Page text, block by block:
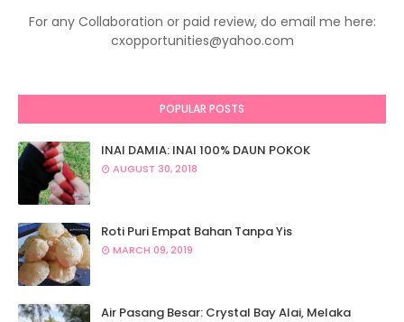
For any Collaboration or paid review, do email me here:
cxopportunities@yahoo.com
POPULAR POSTS
INAI DAMIA: INAI 100% DAUN POKOK
AUGUST 30, 2018
Roti Puri Empat Bahan Tanpa Yis
MARCH 09, 2019
Air Pasang Besar: Crystal Bay Alai, Melaka